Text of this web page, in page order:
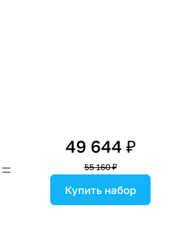
49 644 ₽
55 160 ₽
Купить набор